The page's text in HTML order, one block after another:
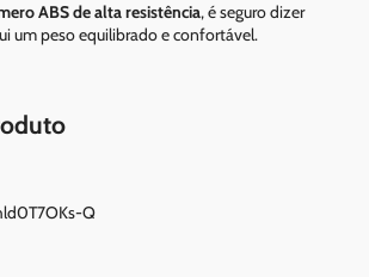
ABS de alta resistência, é seguro dizer
um peso equilibrado e confortável.
Q